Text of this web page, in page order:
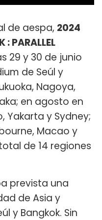
de aespa, 2024
PARALLEL
29 y 30 de junio
de Seúl y
Nagoya,
en agosto en
Yakarta y Sydney;
Macao y
de 14 regiones
prevista una
de Asia y
y Bangkok. Sin